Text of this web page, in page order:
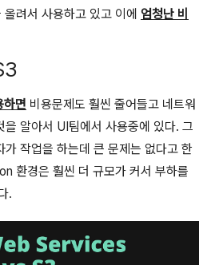
려서 사용하고 있고 이에 엄청난 비
면 비용문제도 훨씬 줄어들고 네트워
을 알아서 UI팀에서 사용중에 있다. 그
가 작업을 하는데 큰 문제는 없다고 한
환경은 훨씬 더 규모가 커서 부하를
.